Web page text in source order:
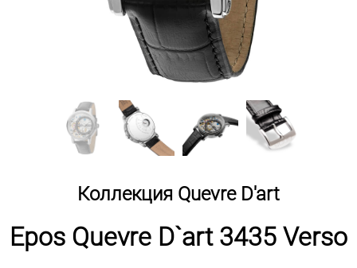
Коллекция Quevre D'art
Epos Quevre D`art 3435 Verso